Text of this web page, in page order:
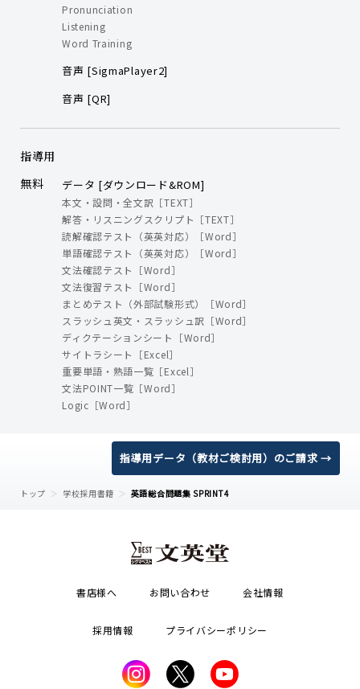
Pronunciation
Listening
Word Training
音声 [SigmaPlayer2]
音声 [QR]
指導用
無料
データ [ダウンロード&ROM]
本文・設問・全文訳［TEXT］
解答・リスニングスクリプト［TEXT］
読解確認テスト（英英対応）［Word］
単語確認テスト（英英対応）［Word］
文法確認テスト［Word］
文法復習テスト［Word］
まとめテスト（外部試験形式）［Word］
スラッシュ英文・スラッシュ訳［Word］
ディクテーションシート［Word］
サイトラシート［Excel］
重要単語・熟語一覧［Excel］
文法POINT一覧［Word］
Logic［Word］
指導用データ（教材ご検討用）のご請求 →
トップ 学校採用書籍 英語総合問題集 SPRINT4
書店様へ お問い合わせ 会社情報
採用情報 プライバシーポリシー